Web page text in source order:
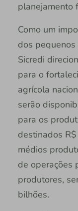
planejamento
Como um
dos
Sicredi
para o
agrícola
serão
para os
destinados
médios
de operações
produtores,
bilhões.